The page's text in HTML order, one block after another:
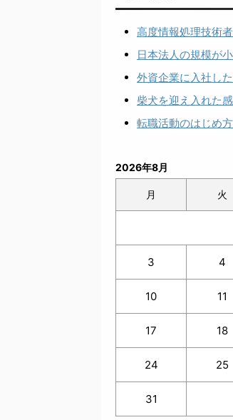
高度情報処理技術
日本法人の規模が
外資企業に入社し
柴犬を迎え入れた感
転職活動のはじめ
2026年8月
月 火
3 4
10 11
17 18
24 25
31